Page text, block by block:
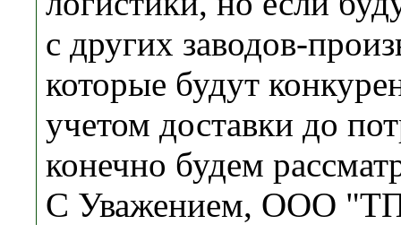
с других заводов-
которые будут
учетом доставки до
конечно будем
С Уважением, ООО